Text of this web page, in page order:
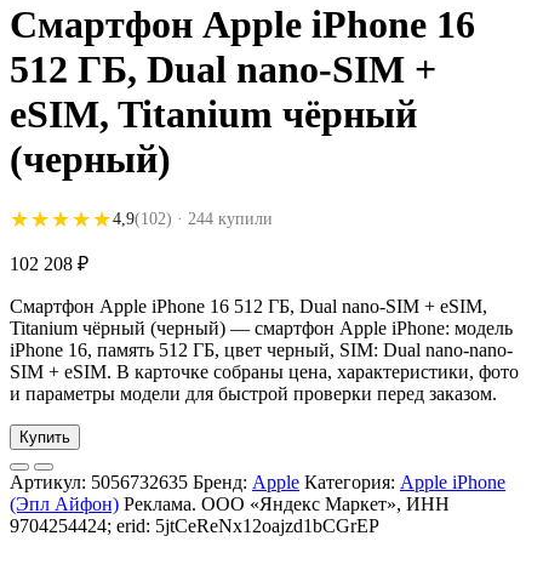
Смартфон Apple iPhone 16
512 ГБ, Dual nano-SIM +
eSIM, Titanium чёрный
(черный)
★★★★★
★★★★★4,9(102) · 244 купили
102 208 ₽
Смартфон Apple iPhone 16 512 ГБ, Dual nano-SIM + eSIM,
Titanium чёрный (черный) — смартфон Apple iPhone: модель
iPhone 16, память 512 ГБ, цвет черный, SIM: Dual nano-nano-
SIM + eSIM. В карточке собраны цена, характеристики, фото
и параметры модели для быстрой проверки перед заказом.
Купить
Артикул: 5056732635 Бренд: Apple Категория: Apple iPhone
(Эпл Айфон) Реклама. ООО «Яндекс Маркет», ИНН
9704254424; erid: 5jtCeReNx12oajzd1bCGrEP